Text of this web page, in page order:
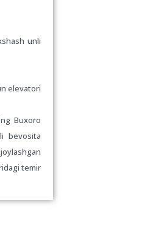
unli
elevatori
Buxoro
bevosita
temir